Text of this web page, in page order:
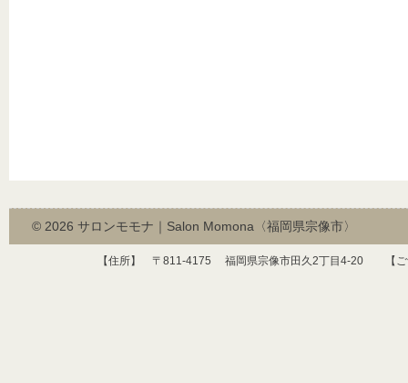
© 2026 サロンモモナ｜Salon Momona〈福岡県宗像市〉
【住所】 〒 811-4175 福岡県宗像市田久 2丁目4-20 【ご